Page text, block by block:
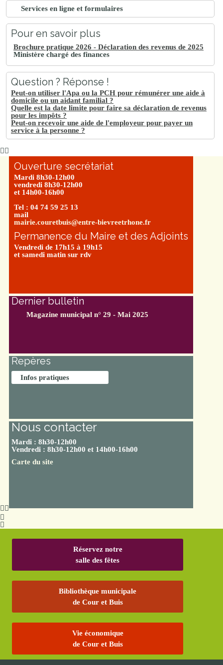
Services en ligne et formulaires
Pour en savoir plus
Brochure pratique 2026 - Déclaration des revenus de 2025
Ministère chargé des finances
Question ? Réponse !
Peut-on utiliser l'Apa ou la PCH pour rémunérer une aide à
domicile ou un aidant familial ?
Quelle est la date limite pour faire sa déclaration de revenus
pour les impôts ?
Peut-on recevoir une aide de l'employeur pour payer un
service à la personne ?
Ouverture secrétariat
Mardi 8h30-12h00
vendredi 8h30-12h00
et 14h00-16h00
Tel : 04 74 59 25 13
mail
mairie.couretbuis@entre-bievreetrhone.fr
Permanence du Maire et des Adjoints
Vendredi de 17h15 à 19h15
et samedi matin sur rdv
Dernier bulletin
Magazine municipal n° 29 - Mai 2025
Repères
Infos pratiques
Nous contacter
Mardi : 8h30-12h00
Vendredi : 8h30-12h00 et 14h00-16h00
Carte du site
Réservez notre
salle des fêtes
Bibliothèque municipale
de Cour et Buis
Vie économique
de Cour et Buis